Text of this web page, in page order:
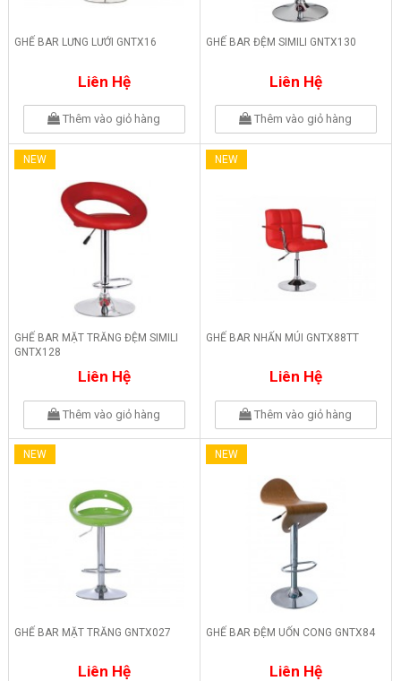
GHẾ BAR LƯNG LƯỚI GNTX16
Liên Hệ
Thêm vào giỏ hàng
GHẾ BAR ĐỆM SIMILI GNTX130
Liên Hệ
Thêm vào giỏ hàng
NEW
GHẾ BAR MẶT TRĂNG ĐỆM SIMILI
GNTX128
Liên Hệ
Thêm vào giỏ hàng
NEW
GHẾ BAR NHẤN MÚI GNTX88TT
Liên Hệ
Thêm vào giỏ hàng
NEW
GHẾ BAR MẶT TRĂNG GNTX027
Liên Hệ
NEW
GHẾ BAR ĐỆM UỐN CONG GNTX84
Liên Hệ